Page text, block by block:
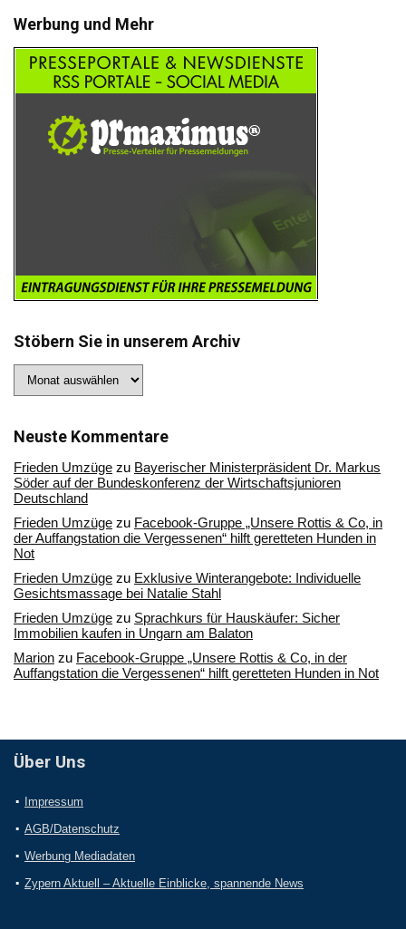
Werbung und Mehr
Stöbern Sie in unserem Archiv
Sie
Archiv
Neuste Kommentare
Frieden Umzüge zu Bayerischer Ministerpräsident Dr. Markus
Söder auf der Bundeskonferenz der Wirtschaftsjunioren
Deutschland
Frieden Umzüge zu Facebook-Gruppe „Unsere Rottis & Co, in
der Auffangstation die Vergessenen“ hilft geretteten Hunden in
Not
Frieden Umzüge zu Exklusive Winterangebote: Individuelle
Gesichtsmassage bei Natalie Stahl
Frieden Umzüge zu Sprachkurs für Hauskäufer: Sicher
Immobilien kaufen in Ungarn am Balaton
Marion zu Facebook-Gruppe „Unsere Rottis & Co, in der
Auffangstation die Vergessenen“ hilft geretteten Hunden in Not
Über Uns
Impressum
AGB/Datenschutz
Werbung Mediadaten
Zypern Aktuell – Aktuelle Einblicke, spannende News